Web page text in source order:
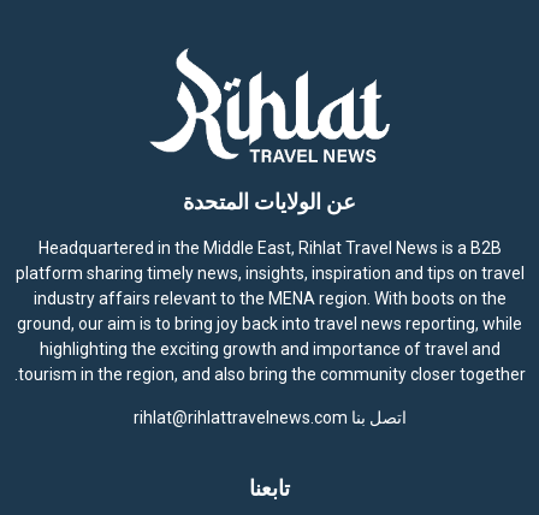
عن الولايات المتحدة
Headquartered in the Middle East, Rihlat Travel News is a B2B
platform sharing timely news, insights, inspiration and tips on travel
industry affairs relevant to the MENA region. With boots on the
ground, our aim is to bring joy back into travel news reporting, while
highlighting the exciting growth and importance of travel and
tourism in the region, and also bring the community closer together.
اتصل بنا rihlat@rihlattravelnews.com
تابعنا